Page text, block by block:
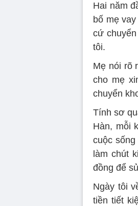
Hai năm
bố mẹ
cứ
tôi.
Mẹ nói rõ
cho mẹ
chuyển
Tính sơ
Hàn, mỗi
cuộc
làm chút
đồng để
Ngày tôi
tiền tiết